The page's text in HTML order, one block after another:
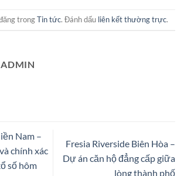
trongTin tức. Đánh dấu liên kết thường trực.
ADMIN
Nam –
chính xác
số hôm
Fresia Riverside Biên Hòa –
Dự án căn hộ đẳng cấp giữa
lòng thành phố